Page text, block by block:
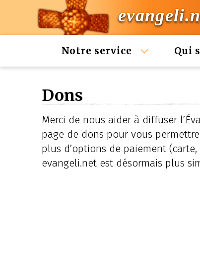
Notre service Qui
Dons
Merci de nous aider à diffuser
page de dons pour vous
plus d’options de paiement (carte,
evangeli.net est désormais plus